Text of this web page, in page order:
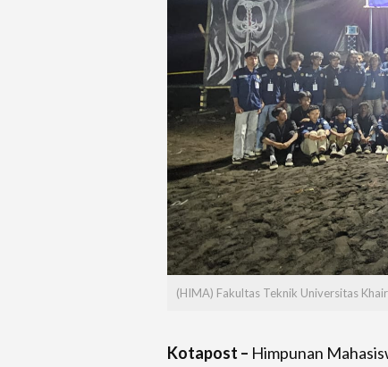
(HIMA) Fakultas Teknik Universitas
Kotapost – Himpunan